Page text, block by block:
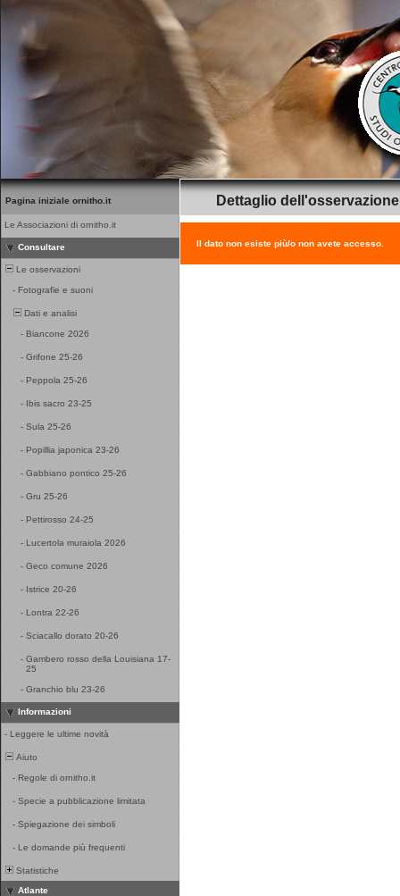
Pagina iniziale ornitho.it
Le Associazioni di ornitho.it
Consultare
Le osservazioni
- Fotografie e suoni
Dati e analisi
- Biancone 2026
- Grifone 25-26
- Peppola 25-26
- Ibis sacro 23-25
- Sula 25-26
- Popillia japonica 23-26
- Gabbiano pontico 25-26
- Gru 25-26
- Pettirosso 24-25
- Lucertola muraiola 2026
- Geco comune 2026
- Istrice 20-26
- Lontra 22-26
- Sciacallo dorato 20-26
- Gambero rosso della Louisiana 17-
25
- Granchio blu 23-26
Informazioni
- Leggere le ultime novità
Aiuto
- Regole di ornitho.it
- Specie a pubblicazione limitata
- Spiegazione dei simboli
- Le domande più frequenti
Statistiche
Atlante
Dettaglio dell'osservazione
Il dato non esiste più/o non avete accesso.